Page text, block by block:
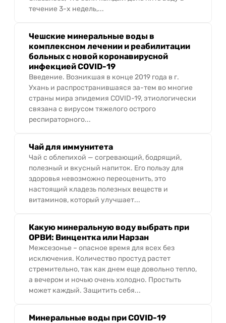
течение 3-х недель,...
Чешские минеральные воды в
комплексном лечении и реабилитации
больных с новой коронавирусной
инфекцией COVID-19
Введение. Возникшая в конце 2019 года в г.
Ухань и распространившаяся за-тем во многие
страны мира эпидемия COVID-19, этиологически
связана с вирусом тяжелого острого
респираторного...
Чай для иммунитета
Чай с облепихой — согревающий, бодрящий,
полезный и вкусный напиток. Его пользу для
здоровья невозможно переоценить, это
настоящий кладезь полезных веществ и
витаминов, который улучшает...
Какую минеральную воду выбрать при
ОРВИ: Винцентка или Нарзан
Межсезонье – опасное время для всех без
исключения. Количество простуд растет
стремительно, так как днем еще довольно тепло,
а вечером и ночью очень холодно. Простыть
может каждый. Защитить себя...
Минеральные воды при COVID-19